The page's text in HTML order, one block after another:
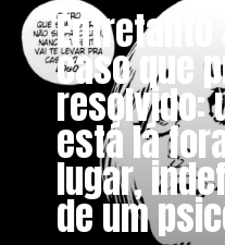
caso que
resolvido:
está lá
lugar,
de um